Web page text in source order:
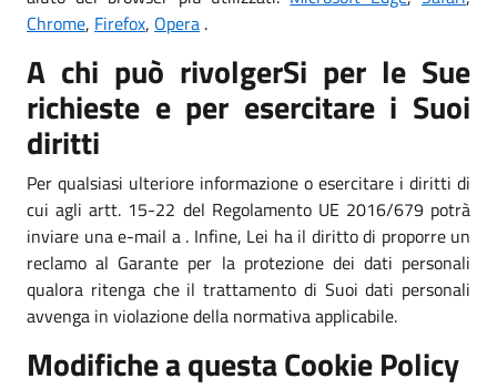
Chrome, Firefox, Opera .
A chi può rivolgerSi per le Sue
richieste e per esercitare i Suoi
diritti
Per qualsiasi ulteriore informazione o esercitare i diritti di
cui agli artt. 15-22 del Regolamento UE 2016/679 potrà
inviare una e-mail a . Infine, Lei ha il diritto di proporre un
reclamo al Garante per la protezione dei dati personali
qualora ritenga che il trattamento di Suoi dati personali
avvenga in violazione della normativa applicabile.
Modifiche a questa Cookie Policy